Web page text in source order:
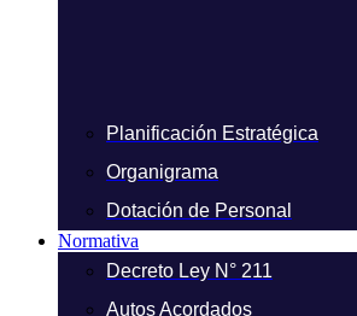
Planificación Estratégica
Organigrama
Dotación de Personal
Normativa
Decreto Ley N° 211
Autos Acordados